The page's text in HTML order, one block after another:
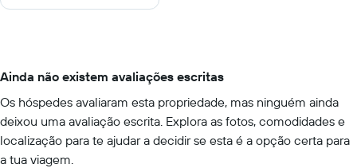
Ainda não existem avaliações escritas
Os hóspedes avaliaram esta propriedade, mas ninguém ainda
deixou uma avaliação escrita. Explora as fotos, comodidades e
localização para te ajudar a decidir se esta é a opção certa para
a tua viagem.